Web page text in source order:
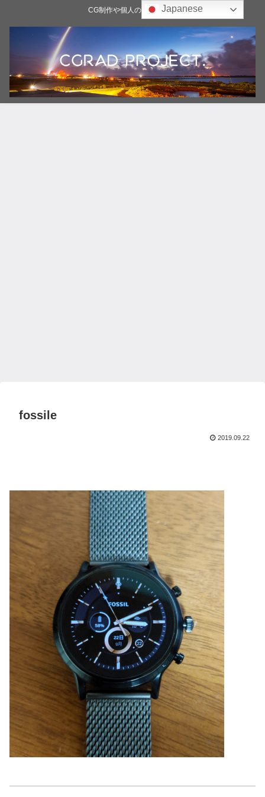
CG制作や個人の雑記ブログ
fossile
2019.09.22
Japanese